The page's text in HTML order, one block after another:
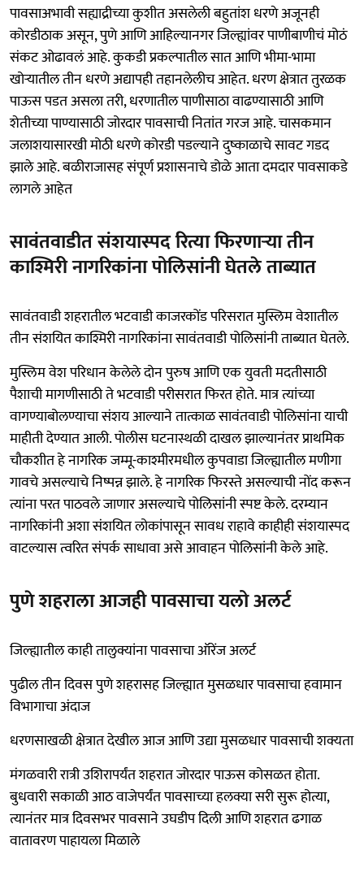
पावसाअभावी सह्याद्रीच्या कुशीत असलेली बहुतांश धरणे अजूनही
कोरडीठाक असून, पुणे आणि आहिल्यानगर जिल्ह्यांवर पाणीबाणीचं मोठं
संकट ओढावलं आहे. कुकडी प्रकल्पातील सात आणि भीमा-भामा
खोऱ्यातील तीन धरणे अद्यापही तहानलेलीच आहेत. धरण क्षेत्रात तुरळक
पाऊस पडत असला तरी, धरणातील पाणीसाठा वाढण्यासाठी आणि
शेतीच्या पाण्यासाठी जोरदार पावसाची नितांत गरज आहे. चासकमान
जलाशयासारखी मोठी धरणे कोरडी पडल्याने दुष्काळाचे सावट गडद
झाले आहे. बळीराजासह संपूर्ण प्रशासनाचे डोळे आता दमदार पावसाकडे
लागले आहेत
सावंतवाडीत संशयास्पद रित्या फिरणाऱ्या तीन
काश्मिरी नागरिकांना पोलिसांनी घेतले ताब्यात
​सावंतवाडी शहरातील भटवाडी काजरकोंड परिसरात मुस्लिम वेशातील
तीन संशयित काश्मिरी नागरिकांना सावंतवाडी पोलिसांनी ताब्यात घेतले.
मुस्लिम वेश परिधान केलेले दोन पुरुष आणि एक युवती मदतीसाठी
पैशाची मागणीसाठी ते भटवाडी परीसरात फिरत होते. मात्र त्यांच्या
वागण्याबोलण्याचा संशय आल्याने तात्काळ सावंतवाडी पोलिसांना याची
माहीती देण्यात आली. पोलीस घटनास्थळी दाखल झाल्यानंतर प्राथमिक
चौकशीत हे नागरिक जम्मू-काश्मीरमधील कुपवाडा जिल्ह्यातील मणीगा
गावचे असल्याचे निष्पन्न झाले. हे नागरिक फिरस्ते असल्याची नोंद करून
त्यांना परत पाठवले जाणार असल्याचे पोलिसांनी स्पष्ट केले. दरम्यान
नागरिकांनी अशा संशयित लोकांपासून सावध राहावे काहीही संशयास्पद
वाटल्यास त्वरित संपर्क साधावा असे आवाहन पोलिसांनी केले आहे.
पुणे शहराला आजही पावसाचा यलो अलर्ट
जिल्ह्यातील काही तालुक्यांना पावसाचा ऑरेंज अलर्ट
पुढील तीन दिवस पुणे शहरासह जिल्ह्यात मुसळधार पावसाचा हवामान
विभागाचा अंदाज
धरणसाखळी क्षेत्रात देखील आज आणि उद्या मुसळधार पावसाची शक्यता
मंगळवारी रात्री उशिरापर्यंत शहरात जोरदार पाऊस कोसळत होता.
बुधवारी सकाळी आठ वाजेपर्यंत पावसाच्या हलक्या सरी सुरू होत्या,
त्यानंतर मात्र दिवसभर पावसाने उघडीप दिली आणि शहरात ढगाळ
वातावरण पाहायला मिळाले